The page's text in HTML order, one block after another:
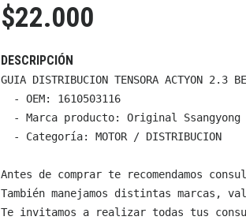
$22.000
DESCRIPCIÓN
GUIA DISTRIBUCION TENSORA ACTYON 2.3
  - OEM: 1610503116
  - Marca producto: Original Ssangyong
  - Categoría: MOTOR / DISTRIBUCION
Antes de comprar te recomendamos
También manejamos distintas marcas,
Te invitamos a realizar todas tus